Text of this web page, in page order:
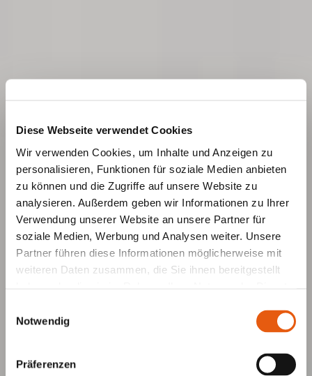
Diese Webseite verwendet Cookies
Wir verwenden Cookies, um Inhalte und Anzeigen zu
personalisieren, Funktionen für soziale Medien anbieten
zu können und die Zugriffe auf unsere Website zu
analysieren. Außerdem geben wir Informationen zu Ihrer
Verwendung unserer Website an unsere Partner für
soziale Medien, Werbung und Analysen weiter. Unsere
Partner führen diese Informationen möglicherweise mit
weiteren Daten zusammen, die Sie ihnen bereitgestellt
Notwendig
Präferenzen